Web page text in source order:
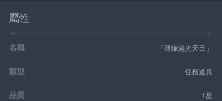
屬性
名稱 「薄緣滿光天目」
類型 任務道具
品質 1星